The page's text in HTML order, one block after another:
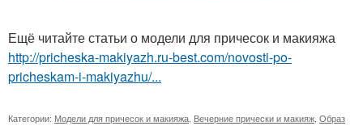
Ещё читайте статьи о модели для причесок и макияжа
http://pricheska-makiyazh.ru-best.com/novosti-po-
pricheskam-i-makiyazhu/...
Категории: Модели для причесок и макияжа, Вечерние прически и макияж, Образ